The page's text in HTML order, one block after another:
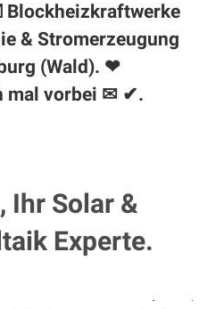
Blockheizkraftwerke
& Stromerzeugung
(Wald). ❤
mal vorbei ✉ ✔.
Ihr Solar &
Experte.